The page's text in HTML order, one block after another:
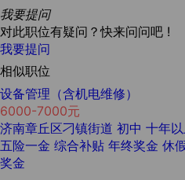
我要提问
对此职位有疑问？快来问问吧 !
我要提问
相似职位
设备管理（含机电维修）
6000-7000元
济南章丘区刁镇街道 初中 十年以
五险一金 综合补贴 年终奖金 休
奖金